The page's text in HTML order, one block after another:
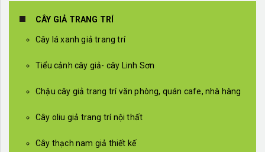
CÂY GIẢ TRANG TRÍ
Cây lá xanh giả trang trí
Tiểu cảnh cây giả- cây Linh Sơn
Chậu cây giả trang trí văn phòng, quán cafe, nhà hàng
Cây oliu giả trang trí nội thất
Cây thạch nam giả thiết kế